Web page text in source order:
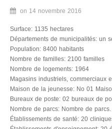
Sidiameur et Mesjedaissa dans
Associations
La municipalité
Date d'établissement
Plan d'aménagement
Budget
on 14 novembre 2016
Surface: 1135 hectares
Départements de municipalités: un
Population: 8400 habitants
Nombre de familles: 2100 familles
Nombre de logements: 1964
Magasins industriels, commerciaux
Maison de la jeunesse: No 01
Bureaux de poste: 02 bureaux de
Nombre de parcs: Nombre de parcs.
Établissements de santé: 20